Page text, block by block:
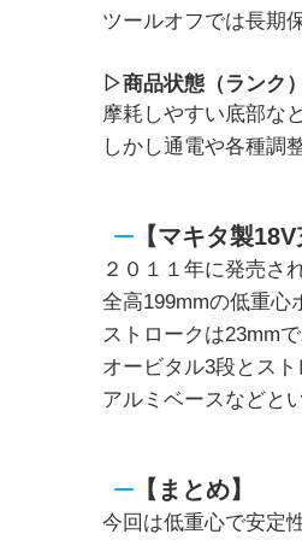
ツールオフでは長期
▷商品状態（ランク
摩耗しやすい底部な
しかし通電や各種調
【マキタ製
２０１１年に発売さ
全高199mmの低重心
ストロークは23mm
オービタル3段とス
アルミベースなどと
【まとめ】
今回は低重心で安定